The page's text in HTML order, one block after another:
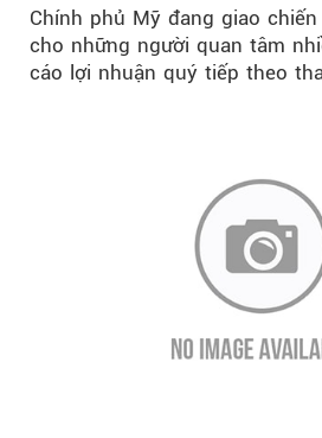
Chính phủ Mỹ đang giao
cho những người quan tâm
cáo lợi nhuận quý tiếp theo